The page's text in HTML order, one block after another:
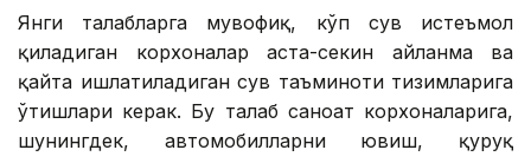
Янги талабларга мувофиқ, кўп сув истеъмол
қиладиган корхоналар аста-секин айланма ва
қайта ишлатиладиган сув таъминоти тизимларига
ўтишлари керак. Бу талаб саноат корхоналарига,
шунингдек, автомобилларни ювиш, қуруқ